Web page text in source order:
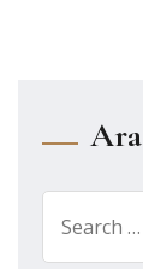
Ara
for: